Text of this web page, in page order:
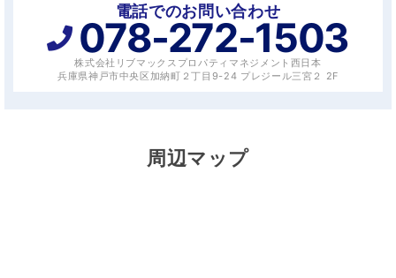
電話でのお問い合わせ
078-272-1503
株式会社リブマックスプロパティマネジメント西日本
兵庫県神戸市中央区加納町２丁目9-24 プレジール三宮２ 2F
周辺マップ